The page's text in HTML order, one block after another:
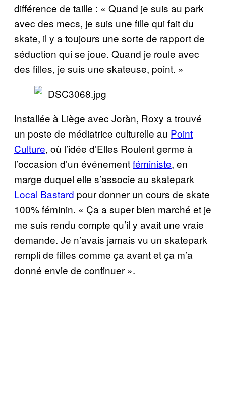
différence de taille : « Quand je suis au park
avec des mecs, je suis une fille qui fait du
skate, il y a toujours une sorte de rapport de
séduction qui se joue. Quand je roule avec
des filles, je suis une skateuse, point. »
Installée à Liège avec Joràn, Roxy a trouvé
un poste de médiatrice culturelle au Point
Culture, où l’idée d’Elles Roulent germe à
l’occasion d’un événementféministe, en
marge duquel elle s’associe au skatepark
Local Bastard pour donner un cours de skate
100% féminin. « Ça a super bien marché et je
me suis rendu compte qu’il y avait une vraie
demande. Je n’avais jamais vu un skatepark
rempli de filles comme ça avant et ça m’a
donné envie de continuer ».